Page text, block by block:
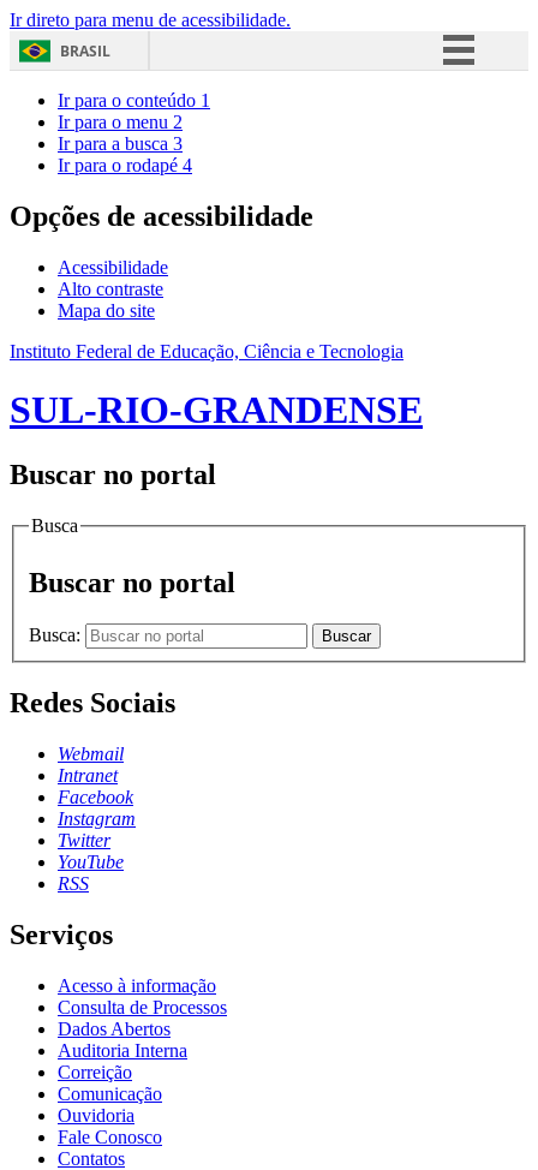
Ir direto para menu de acessibilidade.
BRASIL
Acesso à informação
Ir para o conteúdo 1
Ir para o menu 2
Ir para a busca 3
Ir para o rodapé 4
Opções de acessibilidade
Acessibilidade
Alto contraste
Mapa do site
Instituto Federal de Educação, Ciência e Tecnologia
SUL-RIO-GRANDENSE
Buscar no portal
Busca
Buscar no portal
Busca: Buscar
Redes Sociais
Webmail
Intranet
Facebook
Instagram
Twitter
YouTube
RSS
Serviços
Acesso à informação
Consulta de Processos
Dados Abertos
Auditoria Interna
Correição
Comunicação
Ouvidoria
Fale Conosco
Contatos